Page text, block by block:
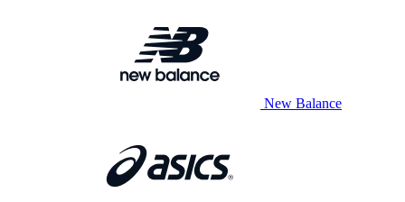
New Balance